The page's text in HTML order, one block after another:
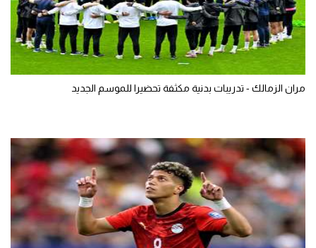
مران الزمالك - تدريبات بدنية مكثفة تحضيرا للموسم الجديد